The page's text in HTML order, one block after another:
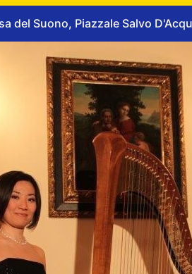
del Suono, Piazzale Salvo